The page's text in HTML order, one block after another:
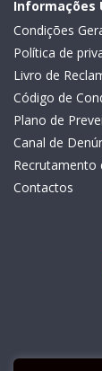
Informações
Condições
Política de
Livro de
Código de
Plano de
Canal de
Recrutamento
Contactos